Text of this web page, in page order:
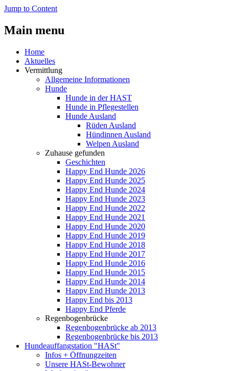
Jump to Content
Main menu
Home
Aktuelles
Vermittlung
Allgemeine Informationen
Hunde
Hunde in der HAST
Hunde in Pflegestellen
Hunde Ausland
Rüden Ausland
Hündinnen Ausland
Welpen Ausland
Zuhause gefunden
Geschichten
Happy End Hunde 2026
Happy End Hunde 2025
Happy End Hunde 2024
Happy End Hunde 2023
Happy End Hunde 2022
Happy End Hunde 2021
Happy End Hunde 2020
Happy End Hunde 2019
Happy End Hunde 2018
Happy End Hunde 2017
Happy End Hunde 2016
Happy End Hunde 2015
Happy End Hunde 2014
Happy End Hunde 2013
Happy End bis 2013
Happy End Pferde
Regenbogenbrücke
Regenbogenbrücke ab 2013
Regenbogenbrücke bis 2013
Hundeauffangstation "HASt"
Infos + Öffnungzeiten
Unsere HASt-Bewohner